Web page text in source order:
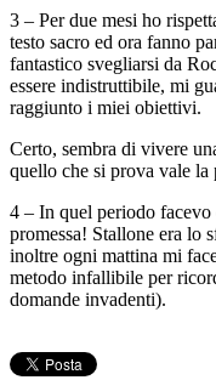
3 – Per due mesi ho
testo sacro ed ora fanno
fantastico svegliarsi da
essere indistruttibile, mi
raggiunto i miei obiettivi.
Certo, sembra di vivere
quello che si prova vale la
4 – In quel periodo facevo
promessa! Stallone era lo
inoltre ogni mattina mi
metodo infallibile per
domande invadenti).